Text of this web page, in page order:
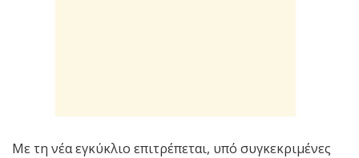
Με τη νέα εγκύκλιο επιτρέπεται, υπό συγκεκριμένες